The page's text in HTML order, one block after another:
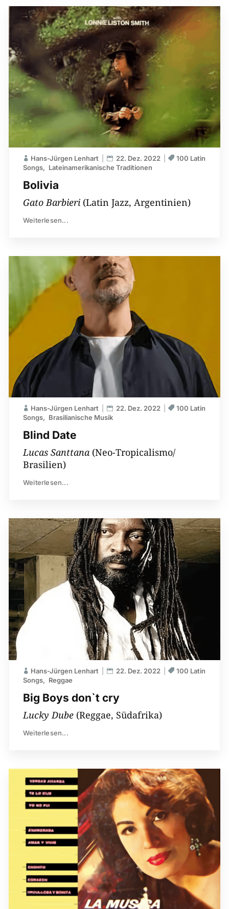
Bolivia
Hans-Jürgen Lenhart 22. Dez. 2022
100 Latin
Songs
Lateinamerikanische Traditionen
Gato Barbieri (Latin Jazz, Argentinien)
Weiterlesen...
Blind Date
Hans-Jürgen Lenhart 22. Dez. 2022
100 Latin
Songs
Brasilianische Musik
Lucas Santtana (Neo-Tropicalismo/
Brasilien)
Weiterlesen...
Big Boys don`t cry
Hans-Jürgen Lenhart 22. Dez. 2022
100 Latin
Songs
Reggae
Lucky Dube (Reggae, Südafrika)
Weiterlesen...